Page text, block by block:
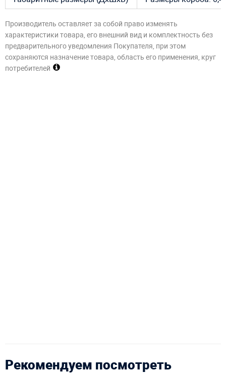
Производитель оставляет за собой право изменять
характеристики товара, его внешний вид и комплектность без
предварительного уведомления Покупателя, при этом
сохраняются назначение товара, область его применения, круг
потребителей
Рекомендуем посмотреть